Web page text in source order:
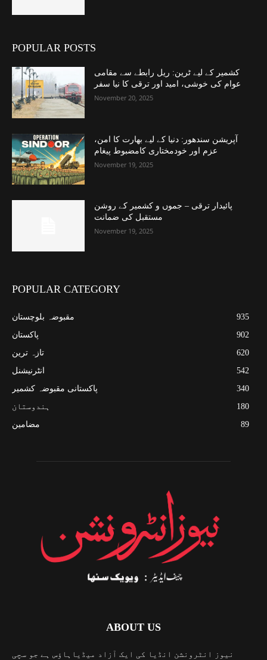
POPULAR POSTS
کشمیر کے لیے ٹرین: ریل رابطے سے مقامی
عوام کی خوشی، امید اور ترقی کا نیا سفر
November 20, 2025
آپریشن سندھور: دنیا کے لیے بھارت کا امن،
عزم اور خودمختاری کامضبوط پیغام
November 19, 2025
پائیدار ترقی – جموں و کشمیر کے روشن
مستقبل کی ضمانت
November 19, 2025
POPULAR CATEGORY
مقبوضہ بلوچستان
935
پاکستان
902
تازہ ترین
620
انٹرنیشنل
542
پاکستانی مقبوضہ کشمیر
340
ہندوستان
180
مضامین
89
ABOUT US
نیوز انٹرونشن انڈیا کی ایک آزاد میڈیاہاؤس ہے جو سچی